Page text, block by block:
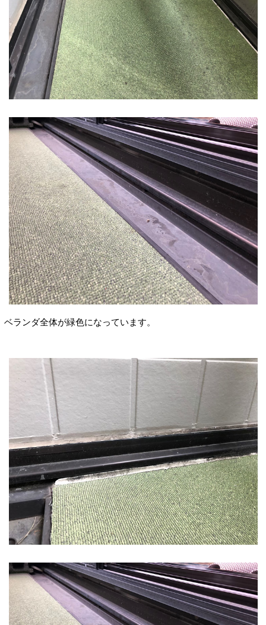
ベランダ全体が緑色になっています。